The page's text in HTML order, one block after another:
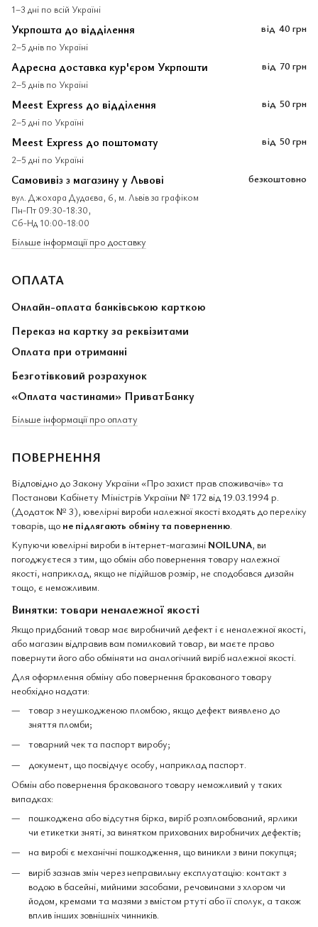
1–3 дні по всій Україні
Укрпошта до відділення
2–5 днів по Україні
від 40 грн
Адресна доставка кур'єром Укрпошти
2–5 днів по Україні
від 70 грн
Meest Express до відділення
2–5 дні по Україні
від 50 грн
Meest Express до поштомату
2–5 дні по Україні
від 50 грн
Самовивіз з магазину у Львові
вул. Джохара Дудаєва, 6, м. Львів за графіком
Пн-Пт 09:30-18:30,
Сб-Нд 10:00-18:00
безкоштовно
Більше інформації про доставку
ОПЛАТА
Онлайн-оплата банківською карткою
Переказ на картку за реквізитами
Оплата при отриманні
Безготівковий розрахунок
«Оплата частинами» ПриватБанку
Більше інформації про оплату
ПОВЕРНЕННЯ
Відповідно до Закону України «Про захист прав споживачів» та
Постанови Кабінету Міністрів України № 172 від 19.03.1994 р.
(Додаток № 3), ювелірні вироби належної якості входять до переліку
товарів, що не підлягають обміну та поверненню.
Купуючи ювелірні вироби в інтернет-магазині NOILUNA, ви
погоджуєтеся з тим, що обмін або повернення товару належної
якості, наприклад, якщо не підійшов розмір, не сподобався дизайн
тощо, є неможливим.
Винятки: товари неналежної якості
Якщо придбаний товар має виробничий дефект і є неналежної якості,
або магазин відправив вам помилковий товар, ви маєте право
повернути його або обміняти на аналогічний виріб належної якості.
Для оформлення обміну або повернення бракованого товару
необхідно надати:
товар з неушкодженою пломбою, якщо дефект виявлено до
зняття пломби;
товарний чек та паспорт виробу;
документ, що посвідчує особу, наприклад паспорт.
Обмін або повернення бракованого товару неможливий у таких
випадках:
пошкоджена або відсутня бірка, виріб розпломбований, ярлики
чи етикетки зняті, за винятком прихованих виробничих дефектів;
на виробі є механічні пошкодження, що виникли з вини покупця;
виріб зазнав змін через неправильну експлуатацію: контакт з
водою в басейні, мийними засобами, речовинами з хлором чи
йодом, кремами та мазями з вмістом ртуті або її сполук, а також
вплив інших зовнішніх чинників.